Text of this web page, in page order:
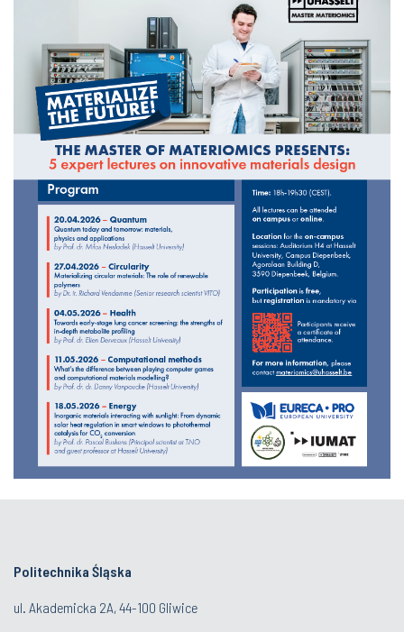
Politechnika Śląska
ul. Akademicka 2A, 44-100 Gliwice